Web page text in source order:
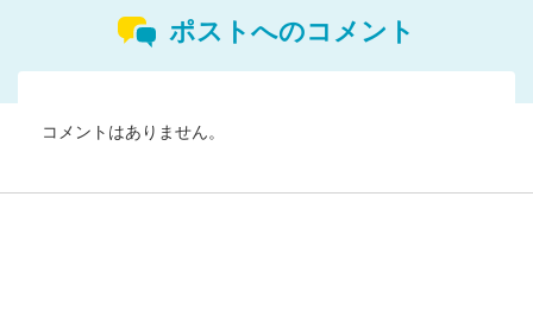
ポストへのコメント
コメントはありません。